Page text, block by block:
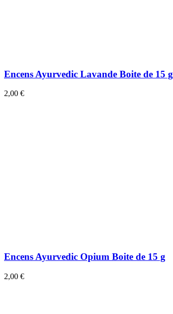
Encens Ayurvedic Lavande Boite de 15 g
2,00 €
Encens Ayurvedic Opium Boite de 15 g
2,00 €